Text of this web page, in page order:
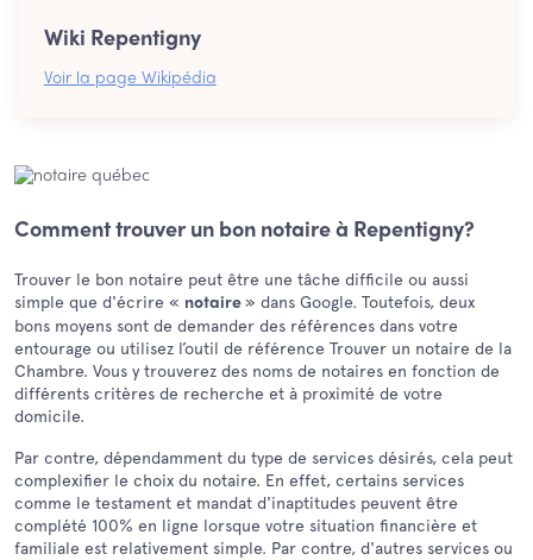
Comment trouver un bon notaire à Repentigny?
Trouver le bon notaire peut être une tâche difficile ou aussi
simple que d'écrire « notaire » dans Google. Toutefois, deux
bons moyens sont de demander des références dans votre
entourage ou utilisez l’outil de référence Trouver un notaire de la
Chambre. Vous y trouverez des noms de notaires en fonction de
différents critères de recherche et à proximité de votre
domicile.
Par contre, dépendamment du type de services désirés, cela peut
complexifier le choix du notaire. En effet, certains services
comme le testament et mandat d'inaptitudes peuvent être
complété 100% en ligne lorsque votre situation financière et
familiale est relativement simple. Par contre, d'autres services ou
Wiki Repentigny
Voir la page Wikipédia